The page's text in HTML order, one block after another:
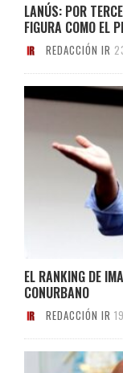
LANÚS: POR
FIGURA COMO EL
REDACCIÓN IR
EL RANKING DE
CONURBANO
REDACCIÓN IR